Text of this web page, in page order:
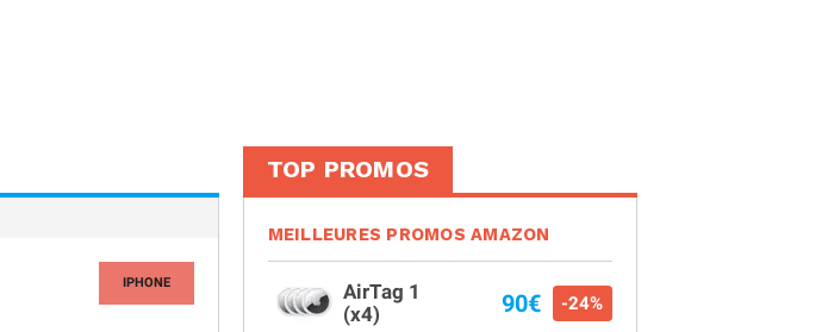
IPHONE
TOP PROMOS
MEILLEURES PROMOS AMAZON
AirTag 1
(x4)
90€ -24%